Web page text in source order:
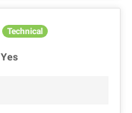
Technical
Yes